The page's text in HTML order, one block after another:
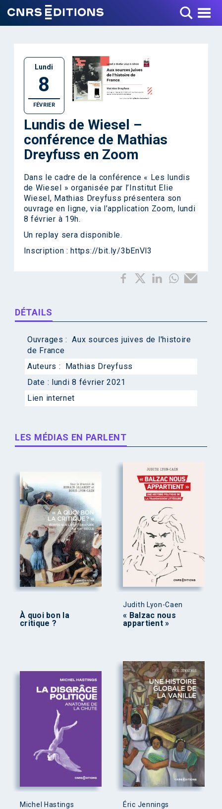
Toggle Menu
Lundi
8
FÉVRIER
Lundis de Wiesel –
conférence de Mathias
Dreyfuss en Zoom
Dans le cadre de la conférence « Les lundis
de Wiesel » organisée par l’Institut Elie
Wiesel, Mathias Dreyfuss présentera son
ouvrage en ligne, via l’application Zoom, lundi
8 février à 19h.
Un replay sera disponible.
Inscription :https://bit.ly/3bEnVl3
DÉTAILS
Ouvrages :
Aux sources juives de l'histoire
de France
Auteurs :
Mathias Dreyfuss
Date : lundi 8 février 2021
Lien internet
LES MÉDIAS EN PARLENT
À quoi bon la
critique ?
Judith Lyon-Caen
« Balzac nous
appartient »
Michel Hastings Éric Jennings